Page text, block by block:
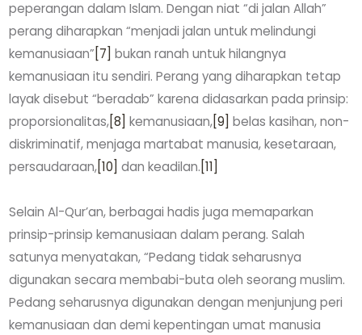
peperangan dalam Islam. Dengan niat “di jalan Allah”
perang diharapkan “menjadi jalan untuk melindungi
kemanusiaan”[7] bukan ranah untuk hilangnya
kemanusiaan itu sendiri. Perang yang diharapkan tetap
layak disebut “beradab” karena didasarkan pada prinsip:
proporsionalitas,[8] kemanusiaan,[9] belas kasihan, non-
diskriminatif, menjaga martabat manusia, kesetaraan,
persaudaraan,[10] dan keadilan.[11]
Selain Al-Qur’an, berbagai hadis juga memaparkan
prinsip-prinsip kemanusiaan dalam perang. Salah
satunya menyatakan, “Pedang tidak seharusnya
digunakan secara membabi-buta oleh seorang muslim.
Pedang seharusnya digunakan dengan menjunjung peri
kemanusiaan dan demi kepentingan umat manusia